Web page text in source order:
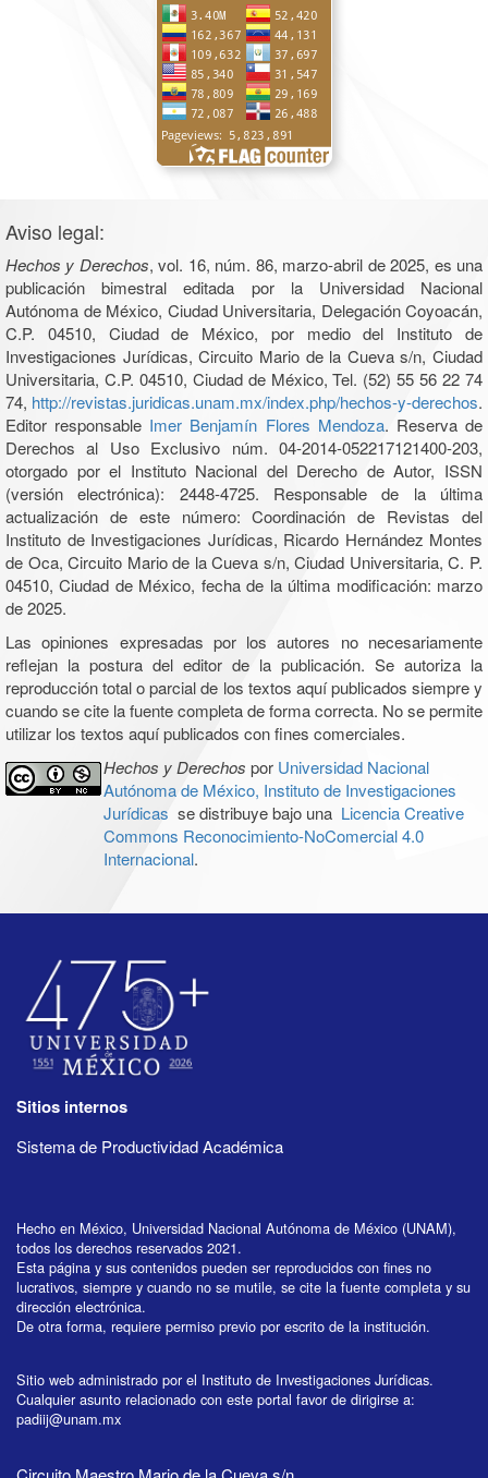
Aviso legal:
Hechos y Derechos, vol. 16, núm. 86, marzo-abril de 2025, es una
publicación bimestral editada por la Universidad Nacional
Autónoma de México, Ciudad Universitaria, Delegación Coyoacán,
C.P. 04510, Ciudad de México, por medio del Instituto de
Investigaciones Jurídicas, Circuito Mario de la Cueva s/n, Ciudad
Universitaria, C.P. 04510, Ciudad de México, Tel. (52) 55 56 22 74
74, http://revistas.juridicas.unam.mx/index.php/hechos-y-derechos.
Editor responsable Imer Benjamín Flores Mendoza. Reserva de
Derechos al Uso Exclusivo núm. 04-2014-052217121400-203,
otorgado por el Instituto Nacional del Derecho de Autor, ISSN
(versión electrónica): 2448-4725. Responsable de la última
actualización de este número: Coordinación de Revistas del
Instituto de Investigaciones Jurídicas, Ricardo Hernández Montes
de Oca, Circuito Mario de la Cueva s/n, Ciudad Universitaria, C. P.
04510, Ciudad de México, fecha de la última modificación: marzo
de 2025.
Las opiniones expresadas por los autores no necesariamente
reflejan la postura del editor de la publicación. Se autoriza la
reproducción total o parcial de los textos aquí publicados siempre y
cuando se cite la fuente completa de forma correcta. No se permite
utilizar los textos aquí publicados con fines comerciales.
Hechos y Derechos por Universidad Nacional
Autónoma de México, Instituto de Investigaciones
Jurídicas se distribuye bajo una Licencia Creative
Commons Reconocimiento-NoComercial 4.0
Internacional.
Sitios internos
Sistema de Productividad Académica
Hecho en México, Universidad Nacional Autónoma de México (UNAM),
todos los derechos reservados 2021.
Esta página y sus contenidos pueden ser reproducidos con fines no
lucrativos, siempre y cuando no se mutile, se cite la fuente completa y su
dirección electrónica.
De otra forma, requiere permiso previo por escrito de la institución.
Sitio web administrado por el Instituto de Investigaciones Jurídicas.
Cualquier asunto relacionado con este portal favor de dirigirse a:
padiij@unam.mx